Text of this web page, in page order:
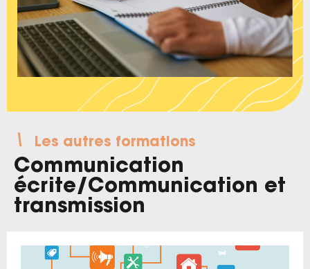
Les autres formations
Communication
écrite/Communication et
transmission